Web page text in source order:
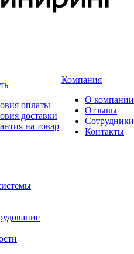
оплаты
доставки
на товар
Компания
О компании
Отзывы
Сотрудники
Контакты